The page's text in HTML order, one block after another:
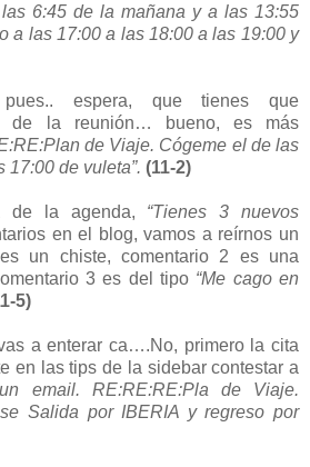
6:45 de la mañana y a las 13:55
a las 17:00 a las 18:00 a las 19:00 y
pues.. espera, que tienes que
de la reunión… bueno, es más
de Viaje. Cógeme el de las
17:00 de vuleta”. (11-2)
de la agenda, “Tienes 3 nuevos
en el blog, vamos a reírnos un
un chiste, comentario 2 es una
3 es del tipo “Me cago en
5)
a enterar ca….No, primero la cita
en las tips de la sidebar contestar a
email. RE:RE:RE:Pla de Viaje.
Salida por IBERIA y regreso por